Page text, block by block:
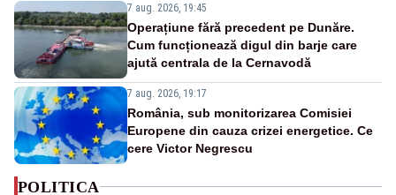
7 aug. 2026, 19:45
Operațiune fără precedent pe Dunăre.
Cum funcționează digul din barje care
ajută centrala de la Cernavodă
7 aug. 2026, 19:17
România, sub monitorizarea Comisiei
Europene din cauza crizei energetice. Ce
cere Victor Negrescu
POLITICA